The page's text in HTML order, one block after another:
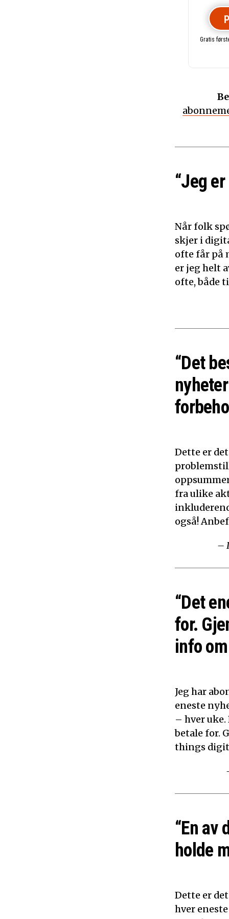
Gratis
“Jeg
Når folk
skjer i
ofte får på
er jeg helt
ofte, både
“Det
Dette er
fra ulike
også!
–
“Det
for.
info
Jeg har
eneste
– hver uke.
betale for.
things
“En
holde
Dette er
hver